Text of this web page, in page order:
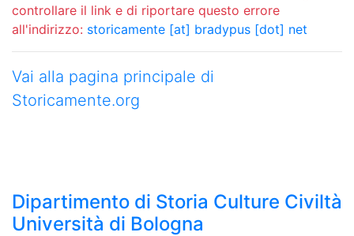
controllare il link e di riportare questo errore
all'indirizzo: storicamente [at] bradypus [dot] net
Vai alla pagina principale di
Storicamente.org
Dipartimento di Storia Culture Civiltà
Università di Bologna